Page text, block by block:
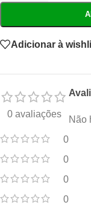
Adicionar à
0 avaliações
0
0
0
0
Não